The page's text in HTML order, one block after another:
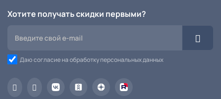
Хотите получать скидки первыми?
Даю согласие на обработку персональных данных